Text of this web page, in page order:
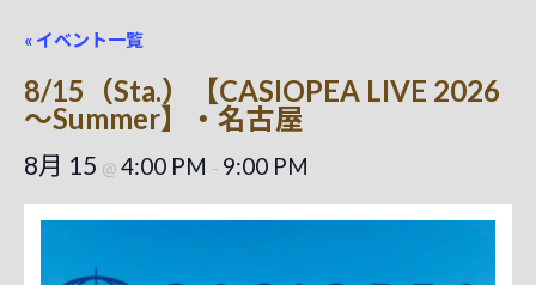
« イベント一覧
8/15（Sta.）【CASIOPEA LIVE 2026
～Summer】・名古屋
8月 15 @ 4:00 PM - 9:00 PM